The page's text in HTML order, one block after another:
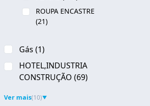
ROUPA ENCASTRE
(21)
Gás (1)
HOTEL,INDUSTRIA
CONSTRUÇÃO (69)
Ver mais(10)▼